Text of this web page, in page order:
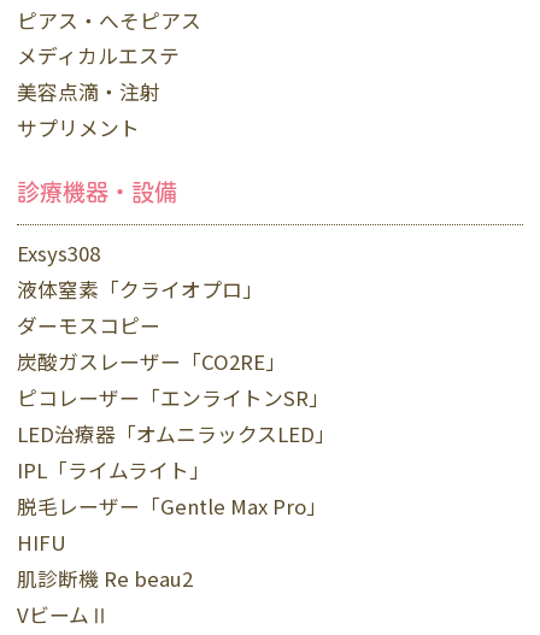
ピアス・へそピアス
メディカルエステ
美容点滴・注射
サプリメント
診療機器・設備
Exsys308
液体窒素「クライオプロ」
ダーモスコピー
炭酸ガスレーザー「CO2RE」
ピコレーザー「エンライトンSR」
LED治療器「オムニラックスLED」
IPL「ライムライト」
脱毛レーザー「Gentle Max Pro」
HIFU
肌診断機 Re beau2
VビームⅡ